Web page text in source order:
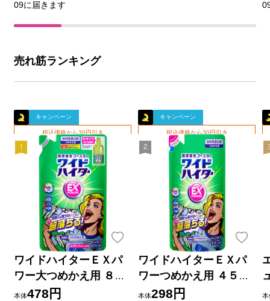
09に届きます
売れ筋ランキング
キャンペーン
税込価格から30円引き
ワイドハイターＥＸパ
ワー大つめかえ用 ８２
０ｍｌ 花王
本体478円
キャンペーン
税込価格から30円引き
ワイドハイターＥＸパ
ワーつめかえ用 ４５０
ｍｌ 花王
本体298円
本